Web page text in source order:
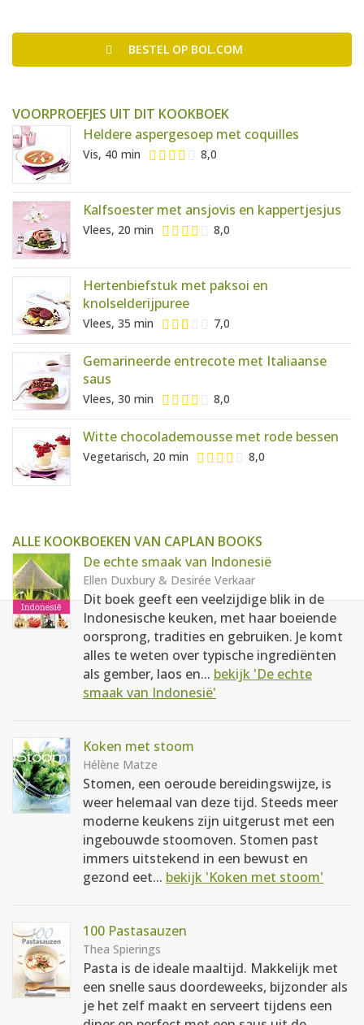
BESTEL OP BOL.COM
VOORPROEFJES UIT DIT KOOKBOEK
Heldere aspergesoep met coquilles
Vis, 40 min 8,0
Kalfsoester met ansjovis en kappertjesjus
Vlees, 20 min 8,0
Hertenbiefstuk met paksoi en
knolselderijpuree
Vlees, 35 min 7,0
Gemarineerde entrecote met Italiaanse
saus
Vlees, 30 min 8,0
Witte chocolademousse met rode bessen
Vegetarisch, 20 min 8,0
ALLE KOOKBOEKEN VAN CAPLAN BOOKS
De echte smaak van Indonesië
Ellen Duxbury & Desirée Verkaar
Dit boek geeft een veelzijdige blik in de
Indonesische keuken, met haar boeiende
oorsprong, tradities en gebruiken. Je komt
alles te weten over typische ingrediënten
als gember, laos en... bekijk 'De echte
smaak van Indonesië'
Koken met stoom
Hélène Matze
Stomen, een oeroude bereidingswijze, is
weer helemaal van deze tijd. Steeds meer
moderne keukens zijn uitgerust met een
ingebouwde stoomoven. Stomen past
immers uitstekend in een bewust en
gezond eet... bekijk 'Koken met stoom'
100 Pastasauzen
Thea Spierings
Pasta is de ideale maaltijd. Makkelijk met
een snelle saus doordeweeks, bijzonder als
je het zelf maakt en serveert tijdens een